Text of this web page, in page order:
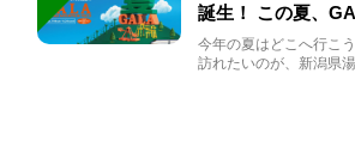
誕生！ この夏、
生まれ変わる
今年の夏はどこへ行こ
訪れたいのが、新潟県